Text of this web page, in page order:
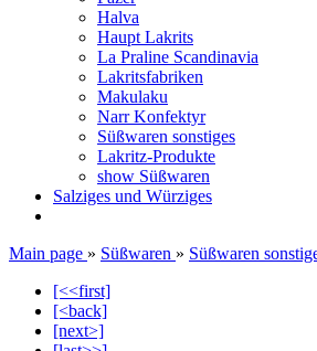
Halva
Haupt Lakrits
La Praline Scandinavia
Lakritsfabriken
Makulaku
Narr Konfektyr
Süßwaren sonstiges
Lakritz-Produkte
show Süßwaren
Salziges und Würziges
Main page » Süßwaren » Süßwaren
[<<first]
[<back]
[next>]